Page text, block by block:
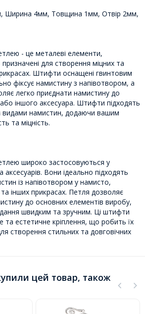
Ширина 4мм, Товщина 1мм, Отвір 2мм,
- це металеві елементи,
призначені для створення міцних та
Штифти оснащені гвинтовим
фіксує намистину з напівотвором, а
легко приєднати намистину до
іншого аксесуара. Штифти підходять
видами намистин, додаючи вашим
та міцність.
широко застосовуються у
аксесуарів. Вони ідеально підходять
із напівотвором у намисто,
інших прикрасах. Петля дозволяє
до основних елементів виробу,
швидким та зручним. Ці штифти
та естетичне кріплення, що робить їх
створення стильних та довговічних
цей товар, також